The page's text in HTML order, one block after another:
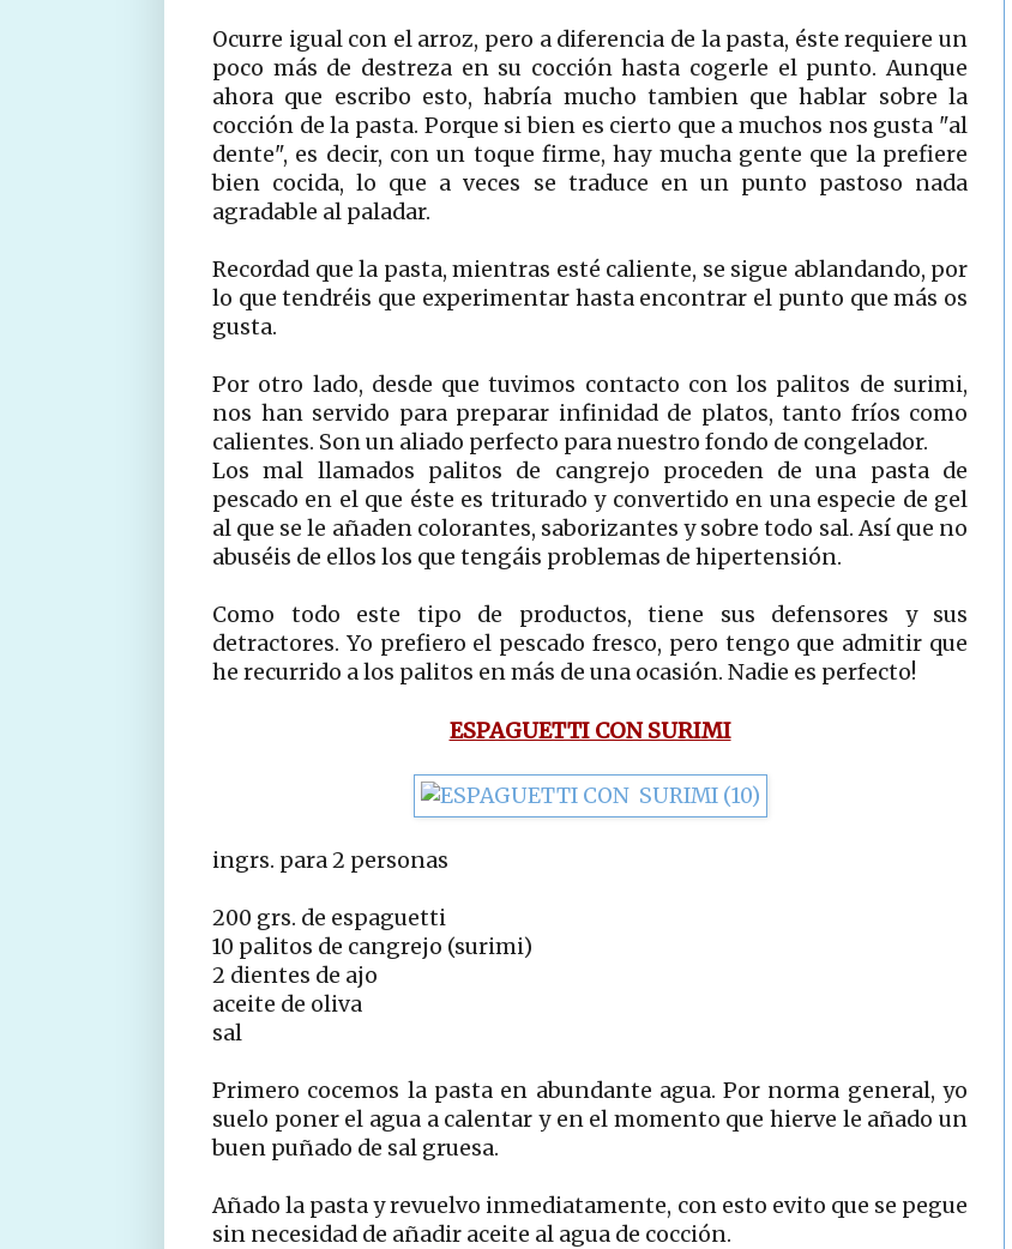
Ocurre igual con el arroz, pero a diferencia de la pasta, éste requiere un
poco más de destreza en su cocción hasta cogerle el punto. Aunque
ahora que escribo esto, habría mucho tambien que hablar sobre la
cocción de la pasta. Porque si bien es cierto que a muchos nos gusta "al
dente", es decir, con un toque firme, hay mucha gente que la prefiere
bien cocida, lo que a veces se traduce en un punto pastoso nada
agradable al paladar.
Recordad que la pasta, mientras esté caliente, se sigue ablandando, por
lo que tendréis que experimentar hasta encontrar el punto que más os
gusta.
Por otro lado, desde que tuvimos contacto con los palitos de surimi,
nos han servido para preparar infinidad de platos, tanto fríos como
calientes. Son un aliado perfecto para nuestro fondo de congelador.
Los mal llamados palitos de cangrejo proceden de una pasta de
pescado en el que éste es triturado y convertido en una especie de gel
al que se le añaden colorantes, saborizantes y sobre todo sal. Así que no
abuséis de ellos los que tengáis problemas de hipertensión.
Como todo este tipo de productos, tiene sus defensores y sus
detractores. Yo prefiero el pescado fresco, pero tengo que admitir que
he recurrido a los palitos en más de una ocasión. Nadie es perfecto!
ESPAGUETTI CON SURIMI
ingrs. para 2 personas
200 grs. de espaguetti
10 palitos de cangrejo (surimi)
2 dientes de ajo
aceite de oliva
sal
Primero cocemos la pasta en abundante agua. Por norma general, yo
suelo poner el agua a calentar y en el momento que hierve le añado un
buen puñado de sal gruesa.
Añado la pasta y revuelvo inmediatamente, con esto evito que se pegue
sin necesidad de añadir aceite al agua de cocción.